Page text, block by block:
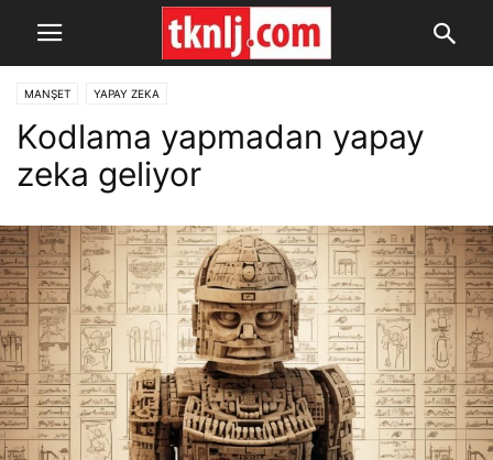
MANŞET YAPAY ZEKA
Kodlama yapmadan yapay
zeka geliyor